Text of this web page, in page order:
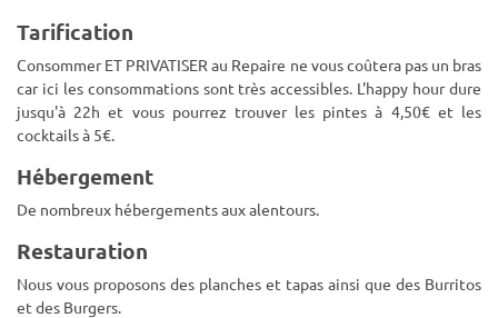
Tarification
Consommer ET PRIVATISER au Repaire ne vous coûtera pas un bras
car ici les consommations sont très accessibles. L'happy hour dure
jusqu'à 22h et vous pourrez trouver les pintes à 4,50€ et les
cocktails à 5€.
Hébergement
De nombreux hébergements aux alentours.
Restauration
Nous vous proposons des planches et tapas ainsi que des Burritos
et des Burgers.